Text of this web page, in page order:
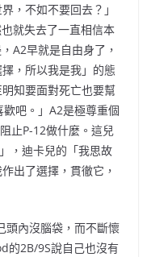
，不如不要回去？」
就失去了一直相信本
A2早就是自由身了，
，所以我是我」的態
知要面對死亡也要幫
吧。」A2是極尊重個
止P-12做什麼。這兒
，迪卡兒的「我思故
出了選擇，貫徹它，
頭內沒腦袋，而不斷懷
的2B/9S說自己也沒有